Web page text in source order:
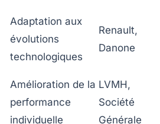
Adaptation aux
évolutions
technologiques
Renault,
Danone
Amélioration de la
performance
individuelle
LVMH,
Société
Générale